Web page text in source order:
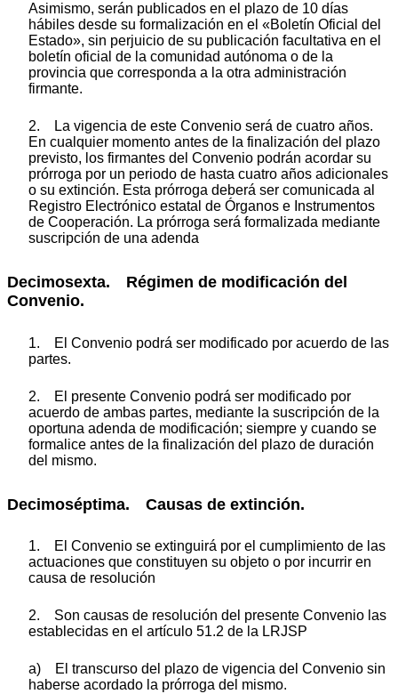
Asimismo, serán publicados en el plazo de 10 días
hábiles desde su formalización en el «Boletín Oficial del
Estado», sin perjuicio de su publicación facultativa en el
boletín oficial de la comunidad autónoma o de la
provincia que corresponda a la otra administración
firmante.
2. La vigencia de este Convenio será de cuatro años.
En cualquier momento antes de la finalización del plazo
previsto, los firmantes del Convenio podrán acordar su
prórroga por un periodo de hasta cuatro años adicionales
o su extinción. Esta prórroga deberá ser comunicada al
Registro Electrónico estatal de Órganos e Instrumentos
de Cooperación. La prórroga será formalizada mediante
suscripción de una adenda
Decimosexta. Régimen de modificación del
Convenio.
1. El Convenio podrá ser modificado por acuerdo de las
partes.
2. El presente Convenio podrá ser modificado por
acuerdo de ambas partes, mediante la suscripción de la
oportuna adenda de modificación; siempre y cuando se
formalice antes de la finalización del plazo de duración
del mismo.
Decimoséptima. Causas de extinción.
1. El Convenio se extinguirá por el cumplimiento de las
actuaciones que constituyen su objeto o por incurrir en
causa de resolución
2. Son causas de resolución del presente Convenio las
establecidas en el artículo 51.2 de la LRJSP
a) El transcurso del plazo de vigencia del Convenio sin
haberse acordado la prórroga del mismo.